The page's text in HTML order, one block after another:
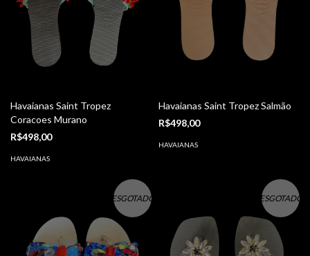
Havaianas Saint Tropez
Coracoes Murano
R$498,00
HAVAIANAS
Havaianas Saint Tropez Salmão
R$498,00
HAVAIANAS
ESGOTADO ESGOTADO